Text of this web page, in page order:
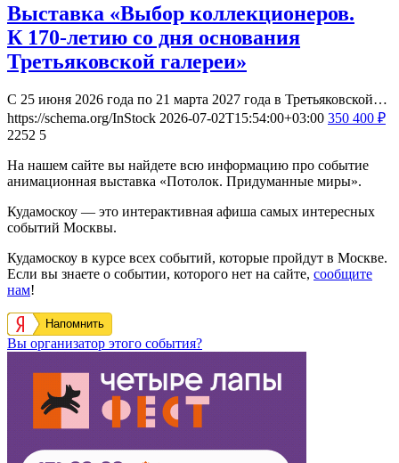
Выставка «Выбор коллекционеров.
К 170-летию со дня основания
Третьяковской галереи»
С 25 июня 2026 года по 21 марта 2027 года в Третьяковской…
https://schema.org/InStock 2026-07-02T15:54:00+03:00 350 400 ₽
2252 5
На нашем сайте вы найдете всю информацию про событие
анимационная выставка «Потолок. Придуманные миры».
Кудамоскоу — это интерактивная афиша самых интересных
событий Москвы.
Кудамоскоу в курсе всех событий, которые пройдут в Москве.
Если вы знаете о событии, которого нет на сайте, сообщите
нам!
Напомнить
Вы организатор этого события?